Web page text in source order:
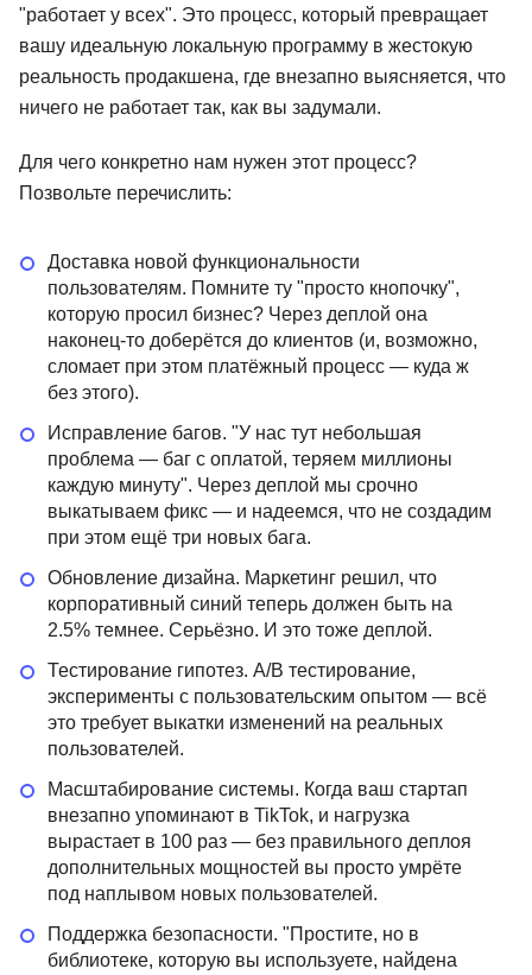
"работает у всех". Это процесс, который превращает
вашу идеальную локальную программу в жестокую
реальность продакшена, где внезапно выясняется, что
ничего не работает так, как вы задумали.
Для чего конкретно нам нужен этот процесс?
Позвольте перечислить:
Доставка новой функциональности
пользователям. Помните ту "просто кнопочку",
которую просил бизнес? Через деплой она
наконец-то доберётся до клиентов (и, возможно,
сломает при этом платёжный процесс — куда ж
без этого).
Исправление багов. "У нас тут небольшая
проблема — баг с оплатой, теряем миллионы
каждую минуту". Через деплой мы срочно
выкатываем фикс — и надеемся, что не создадим
при этом ещё три новых бага.
Обновление дизайна. Маркетинг решил, что
корпоративный синий теперь должен быть на
2.5% темнее. Серьёзно. И это тоже деплой.
Тестирование гипотез. A/B тестирование,
эксперименты с пользовательским опытом — всё
это требует выкатки изменений на реальных
пользователей.
Масштабирование системы. Когда ваш стартап
внезапно упоминают в TikTok, и нагрузка
вырастает в 100 раз — без правильного деплоя
дополнительных мощностей вы просто умрёте
под наплывом новых пользователей.
Поддержка безопасности. "Простите, но в
библиотеке, которую вы используете, найдена